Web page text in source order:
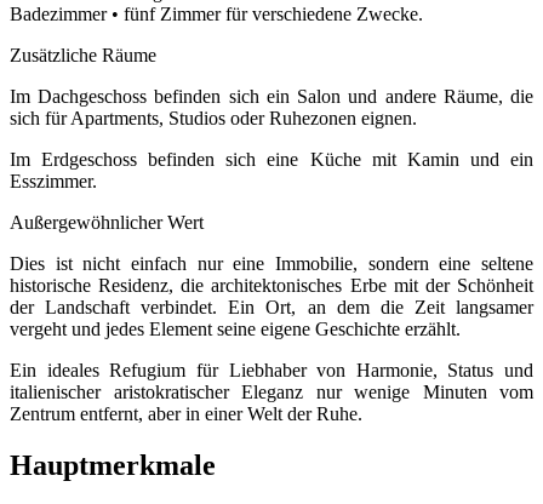
Badezimmer • fünf Zimmer für verschiedene Zwecke.
Zusätzliche Räume
Im Dachgeschoss befinden sich ein Salon und andere Räume, die
sich für Apartments, Studios oder Ruhezonen eignen.
Im Erdgeschoss befinden sich eine Küche mit Kamin und ein
Esszimmer.
Außergewöhnlicher Wert
Dies ist nicht einfach nur eine Immobilie, sondern eine seltene
historische Residenz, die architektonisches Erbe mit der Schönheit
der Landschaft verbindet. Ein Ort, an dem die Zeit langsamer
vergeht und jedes Element seine eigene Geschichte erzählt.
Ein ideales Refugium für Liebhaber von Harmonie, Status und
italienischer aristokratischer Eleganz nur wenige Minuten vom
Zentrum entfernt, aber in einer Welt der Ruhe.
Hauptmerkmale